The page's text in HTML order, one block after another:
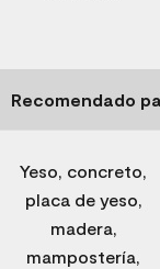
Recomendado
Yeso, concreto,
placa de yeso,
madera,
mampostería,